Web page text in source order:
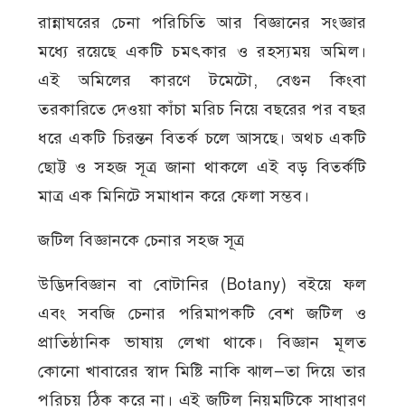
রান্নাঘরের চেনা পরিচিতি আর বিজ্ঞানের সংজ্ঞার
মধ্যে রয়েছে একটি চমৎকার ও রহস্যময় অমিল।
এই অমিলের কারণে টমেটো, বেগুন কিংবা
তরকারিতে দেওয়া কাঁচা মরিচ নিয়ে বছরের পর বছর
ধরে একটি চিরন্তন বিতর্ক চলে আসছে। অথচ একটি
ছোট্ট ও সহজ সূত্র জানা থাকলে এই বড় বিতর্কটি
মাত্র এক মিনিটে সমাধান করে ফেলা সম্ভব।
জটিল বিজ্ঞানকে চেনার সহজ সূত্র
উদ্ভিদবিজ্ঞান বা বোটানির (Botany) বইয়ে ফল
এবং সবজি চেনার পরিমাপকটি বেশ জটিল ও
প্রাতিষ্ঠানিক ভাষায় লেখা থাকে। বিজ্ঞান মূলত
কোনো খাবারের স্বাদ মিষ্টি নাকি ঝাল—তা দিয়ে তার
পরিচয় ঠিক করে না। এই জটিল নিয়মটিকে সাধারণ